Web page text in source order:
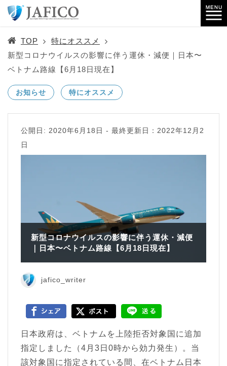
TOP
特にオススメ
新型コロナウイルスの影響に伴う運休・減便｜日本〜
ベトナム路線【6月18日現在】
お知らせ 特にオススメ
公開日: 2020年6月18日 - 最終更新日：2022年12月2
日
新型コロナウイルスの影響に伴う運休・減便
｜日本〜ベトナム路線【6月18日現在】
jafico_writer
日本政府は、ベトナムを上陸拒否対象国に追加
指定しました（4月3日0時から効力発生）。当
該対象国に指定されている間、在ベトナム日本